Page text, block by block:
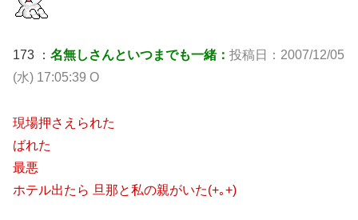
173 ： 名無しさんといつまでも一緒： 投稿日：2007/12/05
(水) 17:05:39 O
現場押さえられた
ばれた
最悪
ホテル出たら 旦那と私の親がいた(+｡+)